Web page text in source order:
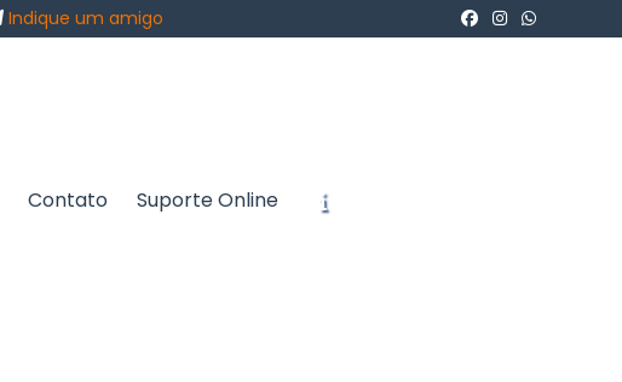
Indique um amigo
Contato Suporte Online